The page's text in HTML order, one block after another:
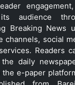
audience
Breaking News
channels, social
Readers
daily
the e-paper